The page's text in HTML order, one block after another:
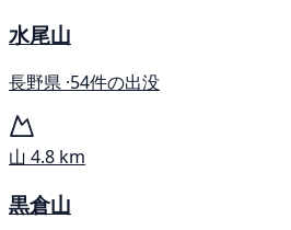
水尾山
長野県 ·54件の出没
山 4.8 km
黒倉山